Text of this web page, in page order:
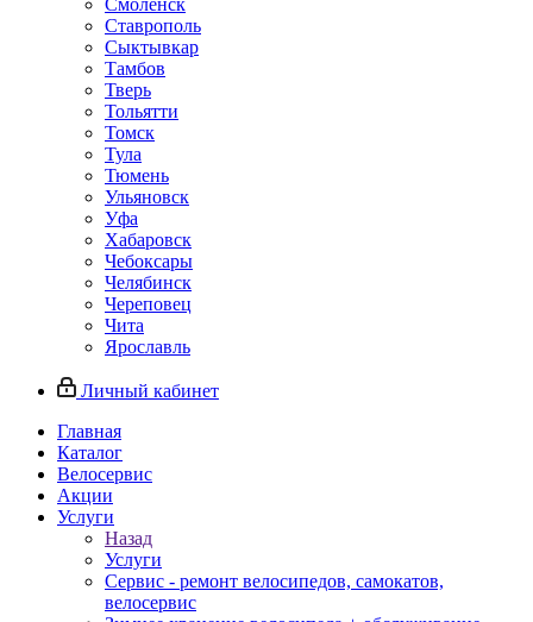
Смоленск
Ставрополь
Сыктывкар
Тамбов
Тверь
Тольятти
Томск
Тула
Тюмень
Ульяновск
Уфа
Хабаровск
Чебоксары
Челябинск
Череповец
Чита
Ярославль
Личный кабинет
Главная
Каталог
Велосервис
Акции
Услуги
Назад
Услуги
Сервис - ремонт велосипедов, самокатов,
велосервис